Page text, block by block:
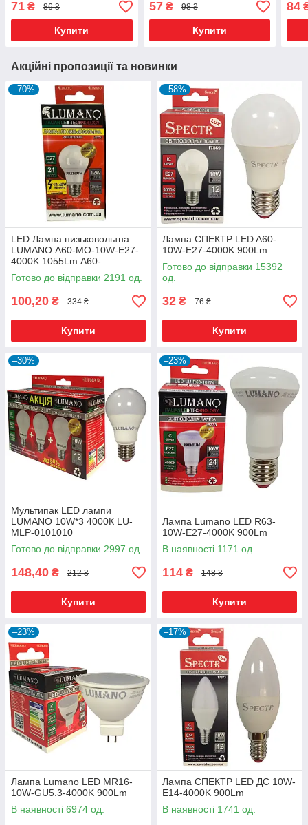
71 ₴ 86 ₴
Купити
57₴ 98 ₴
Купити
84
Акційні пропозиції та новинки
–70%
LED Лампа низьковольтна
LUMANO А60-МО-10W-E27-
4000K 1055Lm А60-
МО-10274 (19096)
(МО12/24/36/48V)
Готово до відправки 2191 од.
100,20 ₴ 334 ₴
Купити
–58%
Лампа СПЕКТР LED A60-
10W-E27-4000K 900Lm
Готово до відправки 15392
од.
32 ₴ 76 ₴
Купити
–30%
Мультипак LED лампи
LUMANO 10W*3 4000К LU-
MLP-0101010
Готово до відправки 2997 од.
148,40 ₴ 212 ₴
Купити
–23%
Лампа Lumano LED R63-
10W-E27-4000K 900Lm
В наявності 1171 од.
114 ₴ 148 ₴
Купити
–23%
Лампа Lumano LED MR16-
10W-GU5.3-4000K 900Lm
В наявності 6974 од.
–17%
Лампа СПЕКТР LED ДС 10W-
E14-4000K 900Lm
В наявності 1741 од.